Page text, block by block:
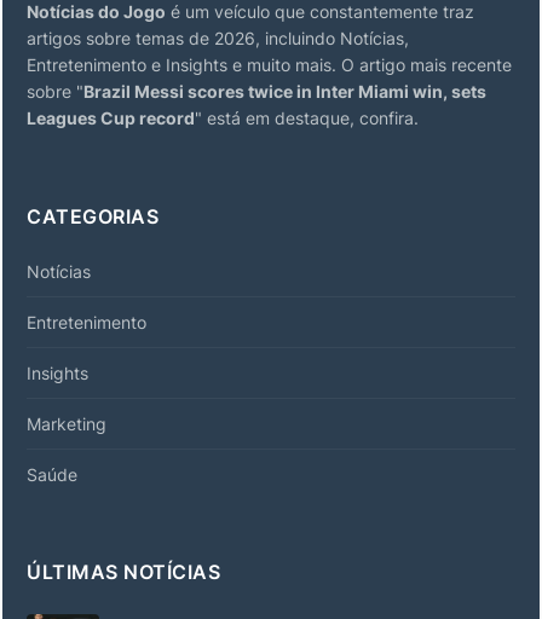
Notícias do Jogo é um veículo que constantemente traz
artigos sobre temas de 2026, incluindo Notícias,
Entretenimento e Insights e muito mais. O artigo mais recente
sobre "Brazil Messi scores twice in Inter Miami win, sets
Leagues Cup record" está em destaque, confira.
CATEGORIAS
Notícias
Entretenimento
Insights
Marketing
Saúde
ÚLTIMAS NOTÍCIAS